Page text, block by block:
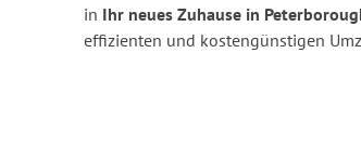
in Ihr neues Zuhause in
effizienten und kostengünstigen